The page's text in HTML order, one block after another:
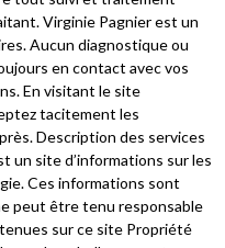
Virginie Pagnier est un
Aucun diagnostique ou
en contact avec vos
En visitant le site
tacitement les
Description des services
un site d’informations sur les
Ces informations sont
peut être tenu responsable
sur ce site Propriété